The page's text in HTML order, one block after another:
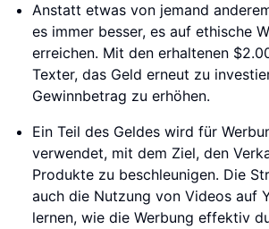
Anstatt etwas von jemand
es immer besser, es auf ethische
erreichen. Mit den erhaltenen
Texter, das Geld erneut zu
Gewinnbetrag zu erhöhen.
Ein Teil des Geldes wird für
verwendet, mit dem Ziel, den
Produkte zu beschleunigen. Die
auch die Nutzung von Videos auf
lernen, wie die Werbung effektiv